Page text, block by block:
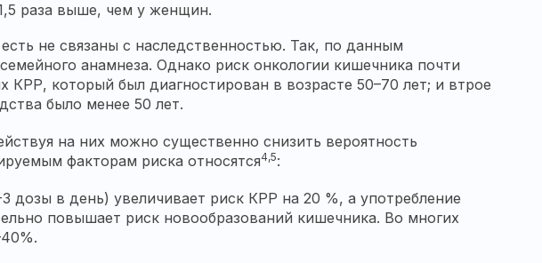
раза выше, чем у женщин.
не связаны с наследственностью. Так, по данным
анамнеза. Однако риск онкологии кишечника почти
который был диагностирован в возрасте 50–70 лет; и втрое
было менее 50 лет.
на них можно существенно снизить вероятность
факторам риска относятся4,5:
дозы в день) увеличивает риск КРР на 20 %, а употребление
повышает риск новообразований кишечника. Во многих